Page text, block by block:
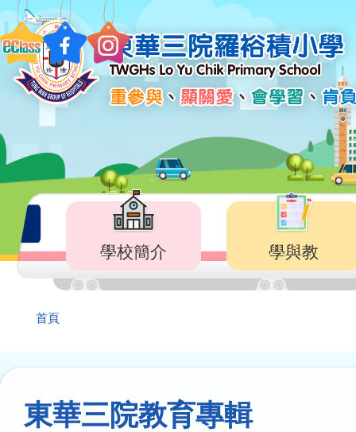
移至主內容
Main
navigation
學校簡介 學與教
導
航
連
首頁
東華三院教育專輯